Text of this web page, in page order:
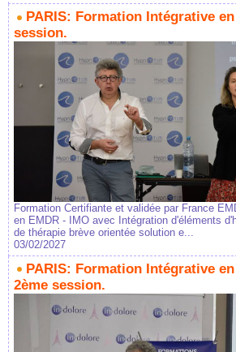
PARIS: Formation Intégrative
session.
Formation Certifiante et validée par France
en EMDR - IMO avec Intégration d'éléments
de thérapie brève orientée solution e...
03/02/2027
PARIS: Formation Intégrative
2ème session.